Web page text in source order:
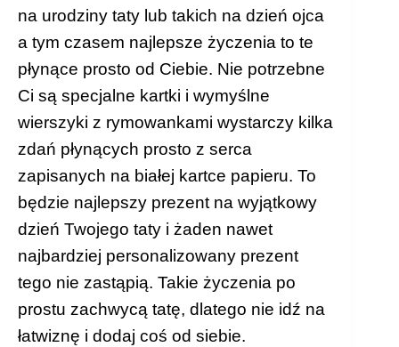
na urodziny taty lub takich na dzień ojca
a tym czasem najlepsze życzenia to te
płynące prosto od Ciebie. Nie potrzebne
Ci są specjalne kartki i wymyślne
wierszyki z rymowankami wystarczy kilka
zdań płynących prosto z serca
zapisanych na białej kartce papieru. To
będzie najlepszy prezent na wyjątkowy
dzień Twojego taty i żaden nawet
najbardziej personalizowany prezent
tego nie zastąpią. Takie życzenia po
prostu zachwycą tatę, dlatego nie idź na
łatwiznę i dodaj coś od siebie.